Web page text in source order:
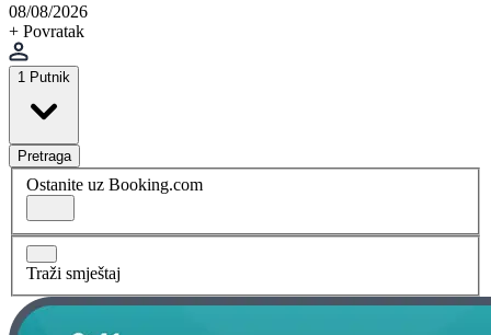
08/08/2026
+ Povratak
1 Putnik
Pretraga
Ostanite uz Booking.com
Traži smještaj